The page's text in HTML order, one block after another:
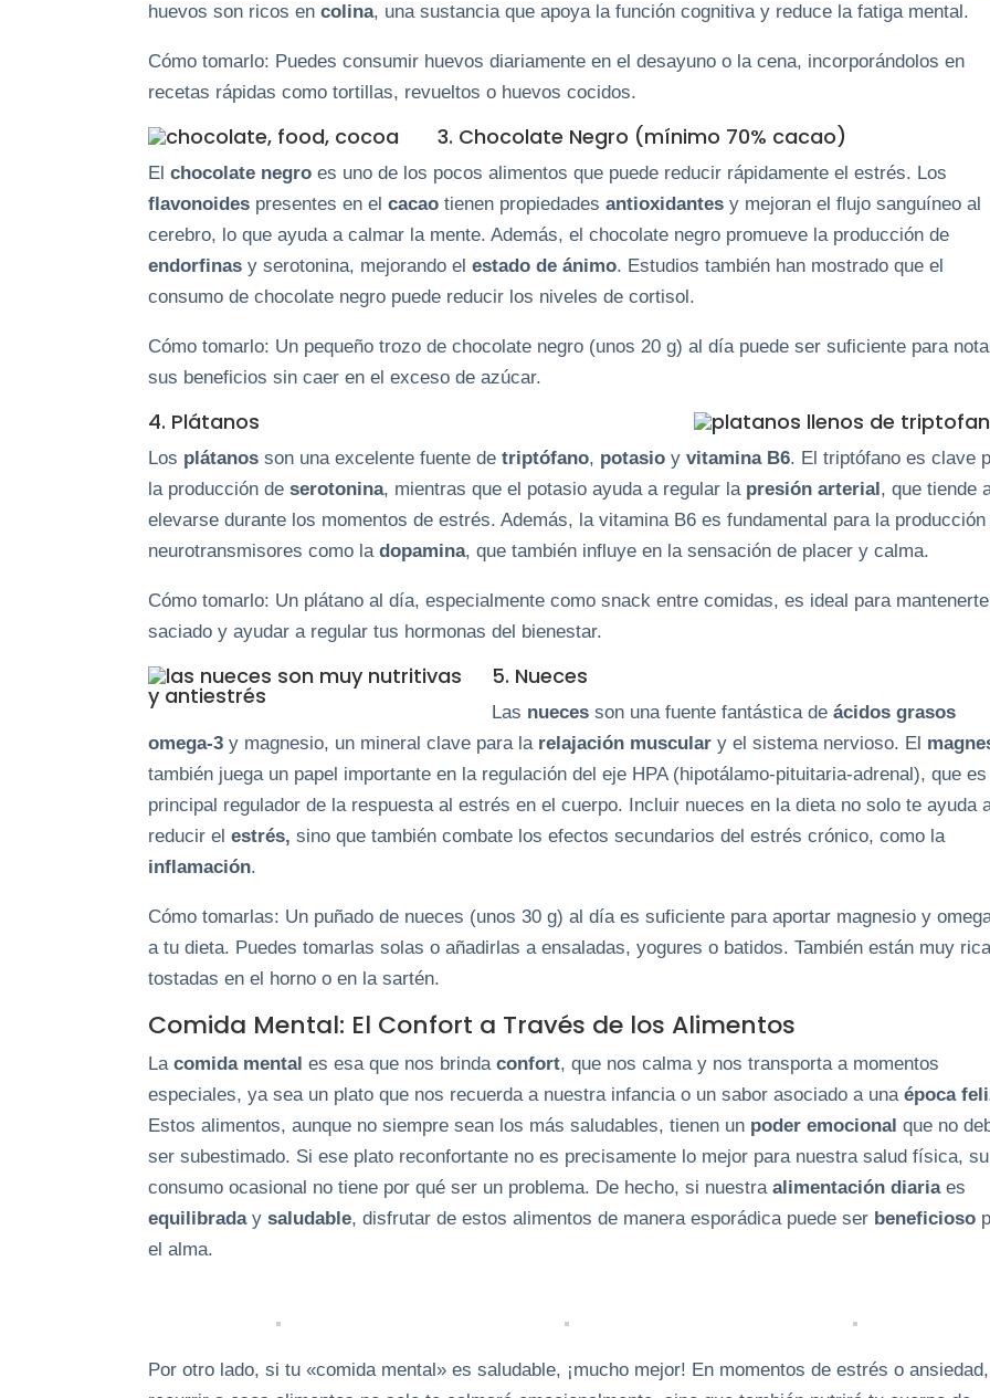
huevos son ricos encolina, una sustancia que apoya la función cognitiva y reduce la fatiga mental.
Cómo tomarlo: Puedes consumir huevos diariamente en el desayuno o la cena, incorporándolos en
recetas rápidas como tortillas, revueltos o huevos cocidos.
3. Chocolate Negro (mínimo 70% cacao)
Elchocolate negro es uno de los pocos alimentos que puede reducir rápidamente el estrés. Los
flavonoides presentes en elcacao tienen propiedadesantioxidantes y mejoran el flujo sanguíneo al
cerebro, lo que ayuda a calmar la mente. Además, el chocolate negro promueve la producción de
endorfinas y serotonina, mejorando elestado de ánimo. Estudios también han mostrado que el
consumo de chocolate negro puede reducir los niveles de cortisol.
Cómo tomarlo: Un pequeño trozo de chocolate negro (unos 20 g) al día puede ser suficiente para
sus beneficios sin caer en el exceso de azúcar.
4. Plátanos
Los plátanos son una excelente fuente detriptófano, potasio yvitamina B6. El triptófano es clave
la producción deserotonina, mientras que el potasio ayuda a regular la presión arterial , que tiende
elevarse durante los momentos de estrés. Además, la vitamina B6 es fundamental para la producción
neurotransmisores como ladopamina, que también influye en la sensación de placer y calma.
Cómo tomarlo: Un plátano al día, especialmente como snack entre comidas, es ideal para mantenerte
saciado y ayudar a regular tus hormonas del bienestar.
5. Nueces
Las nueces son una fuente fantástica deácidos grasos
omega-3 y magnesio, un mineral clave para la relajación muscular y el sistema nervioso. El
también juega un papel importante en la regulación del eje HPA (hipotálamo-pituitaria-adrenal), que es
principal regulador de la respuesta al estrés en el cuerpo. Incluir nueces en la dieta no solo te ayuda
reducir elestrés, sino que también combate los efectos secundarios del estrés crónico, como la
inflamación.
Cómo tomarlas: Un puñado de nueces (unos 30 g) al día es suficiente para aportar magnesio y
a tu dieta. Puedes tomarlas solas o añadirlas a ensaladas, yogures o batidos. También están muy
tostadas en el horno o en la sartén.
Comida Mental: El Confort a Través de los Alimentos
Lacomida mental es esa que nos brindaconfort, que nos calma y nos transporta a momentos
especiales, ya sea un plato que nos recuerda a nuestra infancia o un sabor asociado a unaépoca
Estos alimentos, aunque no siempre sean los más saludables, tienen un poder emocional que no
ser subestimado. Si ese plato reconfortante no es precisamente lo mejor para nuestra salud física, su
consumo ocasional no tiene por qué ser un problema. De hecho, si nuestraalimentación diariaes
equilibradaysaludable, disfrutar de estos alimentos de manera esporádica puede ser beneficioso
el alma.
Por otro lado, si tu «comida mental» es saludable, ¡mucho mejor! En momentos de estrés o ansiedad,